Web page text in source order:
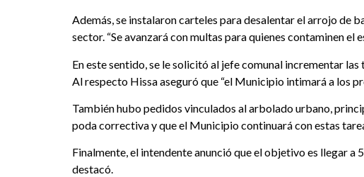
Además, se instalaron carteles para desalentar el arrojo de
sector. “Se avanzará con multas para quienes contaminen
En este sentido, se le solicitó al jefe comunal incrementar
Al respecto Hissa aseguró que “el Municipio intimará a los
También hubo pedidos vinculados al arbolado urbano,
poda correctiva y que el Municipio continuará con estas
Finalmente, el intendente anunció que el objetivo es llegar a
destacó.